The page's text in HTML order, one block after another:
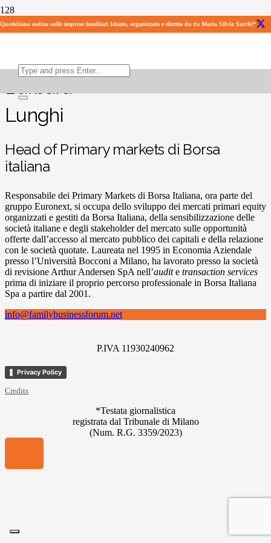
Quotidiano online sulle imprese familiari Ideato, organizzato e diretto da da Maria Silvia Sacchi*
LinkedIn
Lunghi
Head of Primary markets di Borsa
italiana
Responsabile dei Primary Markets di Borsa Italiana, ora parte del
gruppo Euronext, si occupa dello sviluppo dei mercati primari equity
organizzati e gestiti da Borsa Italiana, della sensibilizzazione delle
società italiane e degli stakeholder del mercato sulle opportunità
offerte dall’accesso al mercato pubblico dei capitali e della relazione
con le società quotate. Laureata nel 1995 in Economia Aziendale
presso l’Università Bocconi a Milano, ha lavorato presso la società
di revisione Arthur Andersen SpA nell’audite transaction services
prima di iniziare il proprio percorso professionale in Borsa Italiana
Spa a partire dal 2001.
info@familybusinessforum.net
P.IVA 11930240962
Privacy Policy
Credits
*Testata giornalistica
registrata dal Tribunale di Milano
(Num. R.G. 3359/2023)